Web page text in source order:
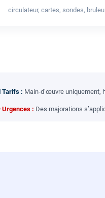
circulateur, cartes, sondes,
Tarifs : Main-d’œuvre uniquement,
: Des majorations